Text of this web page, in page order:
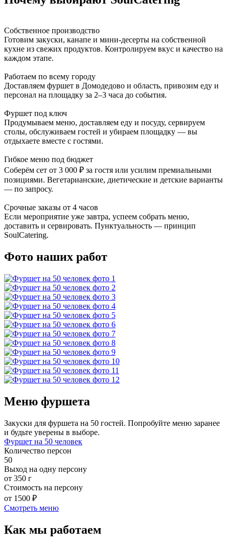
Собственное производство
Готовим закуски, канапе и мини-десерты на собственной
кухне из свежих продуктов. Контролируем вкус и качество на
каждом этапе.
Работаем по всему городу
Доставляем фуршет в Домодедово и область, привозим еду и
персонал на площадку за 2–3 часа до события.
Фуршет под ключ
Продумываем меню, доставляем еду и посуду, сервируем
столы, обслуживаем гостей и убираем площадку — вы
отдыхаете вместе с гостями.
Гибкое меню под бюджет
Соберём сет от 3 000 ₽ за гостя или усилим премиальными
позициями. Вегетарианские, диетические и детские варианты
— по запросу.
Срочные заказы от 4 часов
Если мероприятие уже завтра, успеем собрать меню,
доставить и сервировать. Пунктуальность — принцип
SoulCatering.
Фото наших работ
Меню фуршета
Закуски для фуршета на 50 гостей. Попробуйте меню заранее
и будьте уверены в выборе.
Фуршет на 50 человек
Количество персон
50
Выход на одну персону
от 350 г
Стоимость на персону
от 1500 ₽
Смотреть меню
Как мы работаем